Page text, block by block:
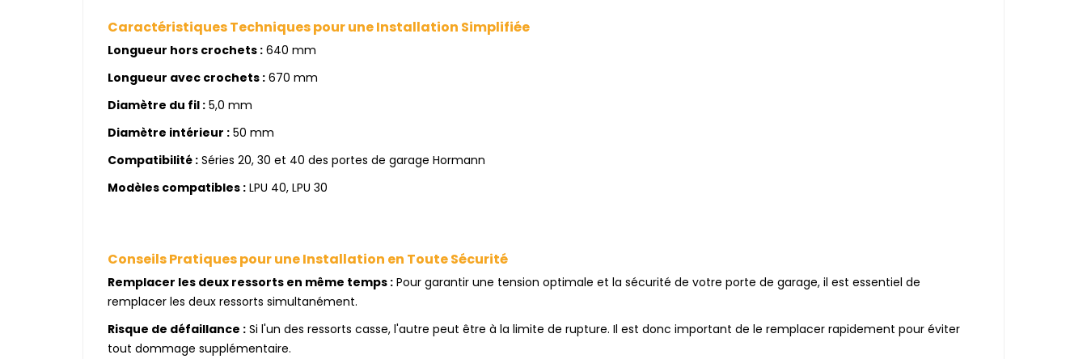
Caractéristiques Techniques pour une Installation Simplifiée
Longueur hors crochets : 640 mm
Longueur avec crochets : 670 mm
Diamètre du fil : 5,0 mm
Diamètre intérieur : 50 mm
Compatibilité : Séries 20, 30 et 40 des portes de garage Hormann
Modèles compatibles : LPU 40, LPU 30
Conseils Pratiques pour une Installation en Toute Sécurité
Remplacer les deux ressorts en même temps : Pour garantir une tension optimale et la sécurité de votre porte de garage, il est essentiel de
remplacer les deux ressorts simultanément.
Risque de défaillance : Si l'un des ressorts casse, l'autre peut être à la limite de rupture. Il est donc important de le remplacer rapidement pour éviter
tout dommage supplémentaire.